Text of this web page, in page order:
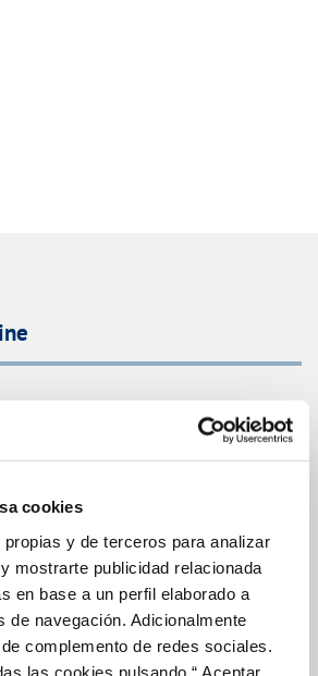
cookies
y de terceros para analizar
mostrarte publicidad relacionada
en base a un perfil elaborado a
de navegación. Adicionalmente
complemento de redes sociales.
las cookies pulsando “ Aceptar